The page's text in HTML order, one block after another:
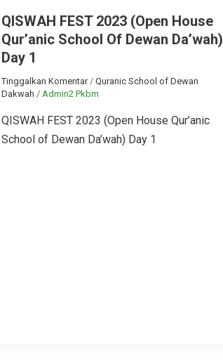
QISWAH FEST 2023 (Open House
Qur’anic School Of Dewan Da’wah)
Day 1
Tinggalkan Komentar / Quranic School of Dewan
Dakwah / Admin2 Pkbm
QISWAH FEST 2023 (Open House Qur’anic
School of Dewan Da’wah) Day 1